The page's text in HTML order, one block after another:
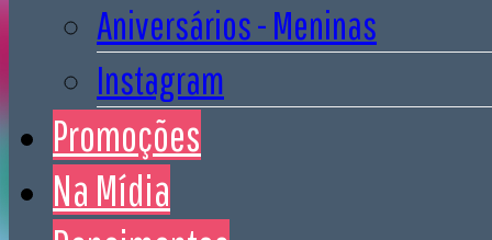
Aniversários - Meninas
Instagram
Promoções
Na Mídia